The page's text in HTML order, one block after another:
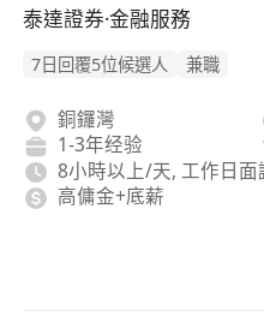
泰達證券·金融服務
7日回覆5位候選人 兼職
銅鑼灣
1-3年经验
8小時以上/天, 工作日面
高傭金+底薪